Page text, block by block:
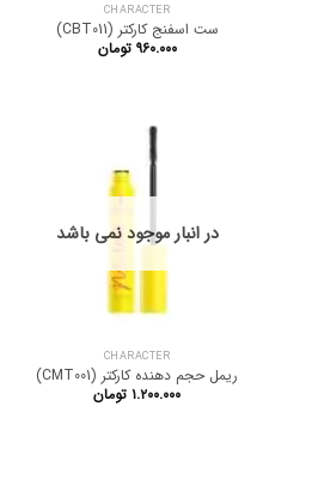
CHARACTER
ست اسفنج کارکتر (CBT011)
۹۶۰.۰۰۰ تومان
در انبار موجود نمی باشد
CHARACTER
ریمل حجم دهنده کارکتر (CMT001)
۱.۲۰۰.۰۰۰ تومان